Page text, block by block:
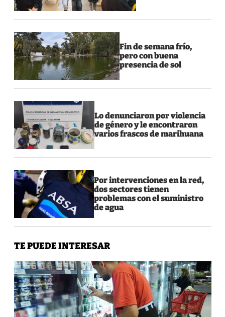
Fin de semana frío,
pero con buena
presencia de sol
Lo denunciaron por violencia
de género y le encontraron
varios frascos de marihuana
Por intervenciones en la red,
dos sectores tienen
problemas con el suministro
de agua
TE PUEDE INTERESAR